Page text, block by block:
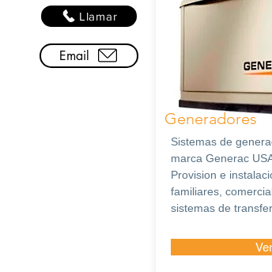
Email
Llamar
Generadores
Sistemas de
marca Generac
Provision e
familiares,
sistemas de